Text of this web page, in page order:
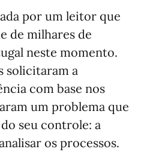
por um leitor que
de milhares de
neste momento.
solicitaram a
com base nos
um problema que
seu controle: a
os processos.